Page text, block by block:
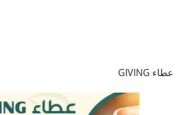
عطاء GIVING